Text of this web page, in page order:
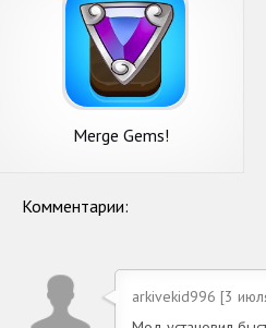
Merge Gems!
Комментарии:
arkivekid996 [3